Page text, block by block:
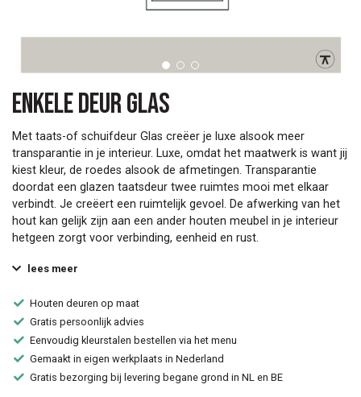
Enkele deur Glas
Met taats-of schuifdeur Glas creëer je luxe alsook meer
transparantie in je interieur. Luxe, omdat het maatwerk is want jij
kiest kleur, de roedes alsook de afmetingen. Transparantie
doordat een glazen taatsdeur twee ruimtes mooi met elkaar
verbindt. Je creëert een ruimtelijk gevoel. De afwerking van het
hout kan gelijk zijn aan een ander houten meubel in je interieur
hetgeen zorgt voor verbinding, eenheid en rust.
lees meer
Houten deuren op maat
Gratis persoonlijk advies
Eenvoudig kleurstalen bestellen via het menu
Gemaakt in eigen werkplaats in Nederland
Gratis bezorging bij levering begane grond in NL en BE